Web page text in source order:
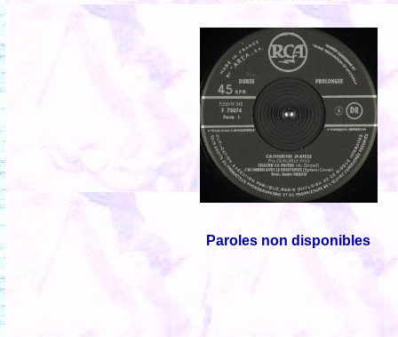
Paroles non disponibles